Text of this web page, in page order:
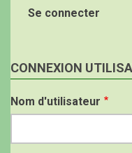
Se connecter
CONNEXION
Nom d'utilisateur